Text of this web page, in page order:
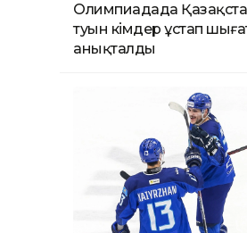
Олимпиадада
туын кімдер ұстап
анықталды